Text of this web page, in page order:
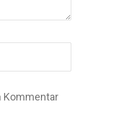
Kommentar